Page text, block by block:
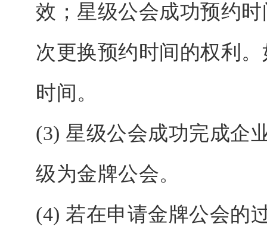
效；星级公会成功预约
次更换预约时间的权利
时间。
(3) 星级公会成功完成企
级为金牌公会。
(4) 若在申请金牌公会的